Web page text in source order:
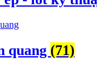
quang (71)